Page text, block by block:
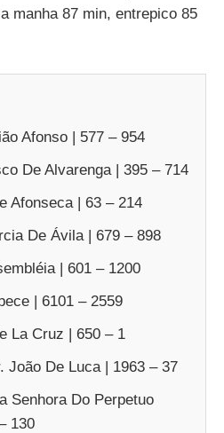
manha 87 min, entrepico 85
Afonso | 577 – 954
De Alvarenga | 395 – 714
Afonseca | 63 – 214
De Ávila | 679 – 898
| 601 – 1200
| 6101 – 2559
La Cruz | 650 – 1
João De Luca | 1963 – 37
Senhora Do Perpetuo
130